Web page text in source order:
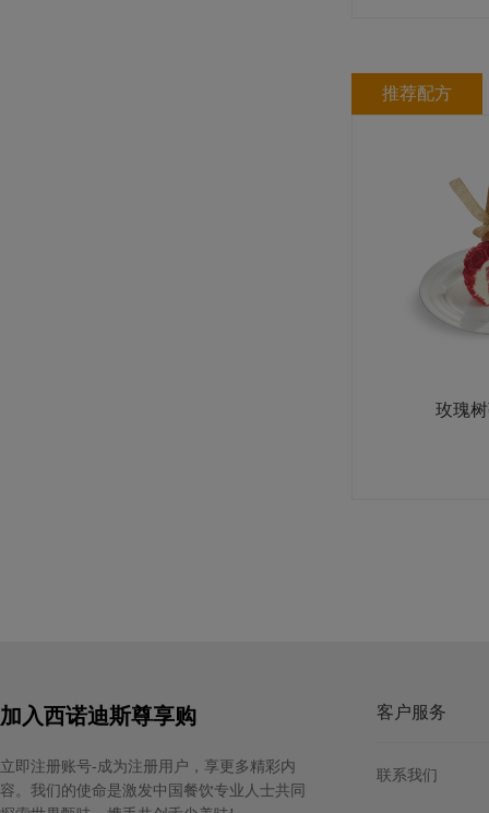
推荐配方
玫瑰
加入西诺迪斯尊享购
立即注册账号-成为注册用户，享更多精彩内
容。我们的使命是激发中国餐饮专业人士共同
客户服务
联系我们